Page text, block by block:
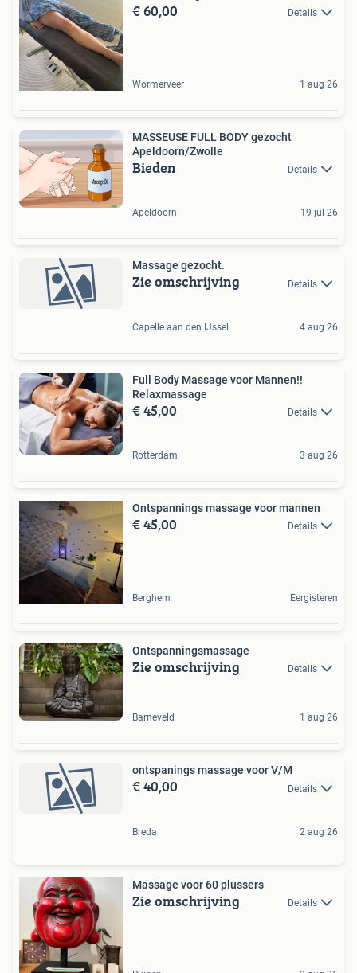
€ 60,00 Details
Wormerveer 1 aug 26
MASSEUSE FULL BODY gezocht
Apeldoorn/Zwolle
Bieden Details
Apeldoorn 19 jul 26
Massage gezocht.
Zie omschrijving Details
Capelle aan den IJssel 4 aug 26
Full Body Massage voor Mannen!!
Relaxmassage
€ 45,00 Details
Rotterdam 3 aug 26
Ontspannings massage voor mannen
€ 45,00 Details
Berghem Eergisteren
Ontspanningsmassage
Zie omschrijving Details
Barneveld 1 aug 26
ontspanings massage voor V/M
€ 40,00 Details
Breda 2 aug 26
Massage voor 60 plussers
Zie omschrijving Details